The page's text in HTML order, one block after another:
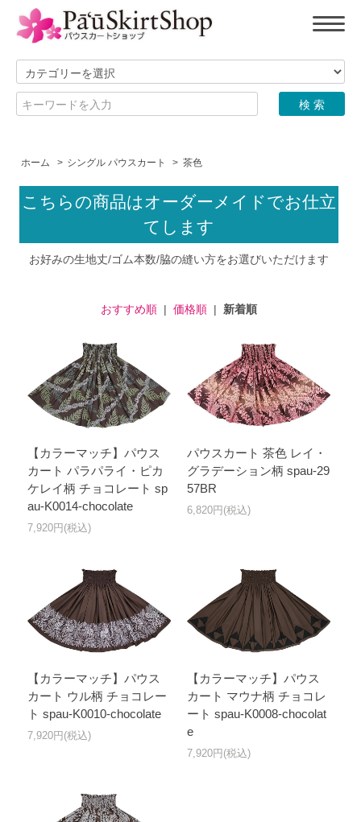
ホーム > シングル パウスカート > 茶色
こちらの商品はオーダーメイドでお仕立
てします
お好みの生地丈/ゴム本数/脇の縫い方をお選びいただけます
おすすめ順| 価格順| 新着順
【カラーマッチ】パウス
カート パラパライ・ピカ
ケレイ柄 チョコレート sp
au-K0014-chocolate
7,920円(税込)
パウスカート 茶色 レイ・
グラデーション柄 spau-29
57BR
6,820円(税込)
【カラーマッチ】パウス
カート ウル柄 チョコレー
ト spau-K0010-chocolate
7,920円(税込)
【カラーマッチ】パウス
カート マウナ柄 チョコレ
ート spau-K0008-chocolat
e
7,920円(税込)